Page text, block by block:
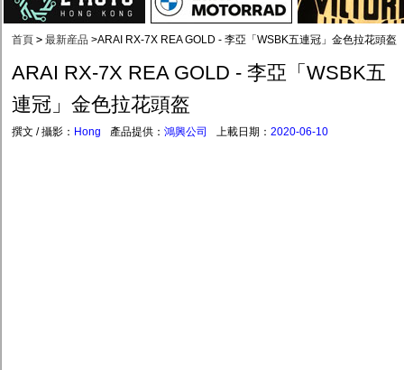
首頁 > 最新産品 >ARAI RX-7X REA GOLD - 李亞「WSBK五連冠」金色拉花頭盔
ARAI RX-7X REA GOLD - 李亞「WSBK五
連冠」金色拉花頭盔
撰文 / 攝影： Hong 產品提供： 鴻興公司 上載日期： 2020-06-10